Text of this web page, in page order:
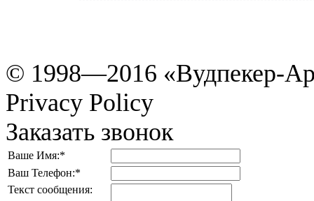
© 1998—2016 «Вудпекер-
Privacy Policy
Заказать звонок
Ваше Имя:*
Ваш Телефон:*
Текст сообщения: